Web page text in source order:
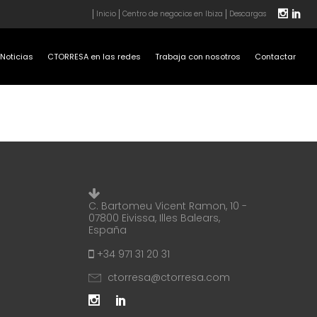
Inicio Centro de negocios en Ibiza Descargas
Noticias CTORRESA en las redes Trabaja con nosotros Contactar
C. Bartomeu Vicent Ramon, 10 -
07800 Eivissa, Illes Balears,
España
+34 971 31 20 31
ctorresa@ctorresa.com